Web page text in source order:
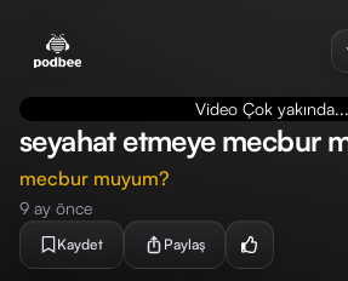
menu
Video Çok yakında...
seyahat etmeye mecbur
mecbur muyum?
9 ay önce
Kaydet Paylaş